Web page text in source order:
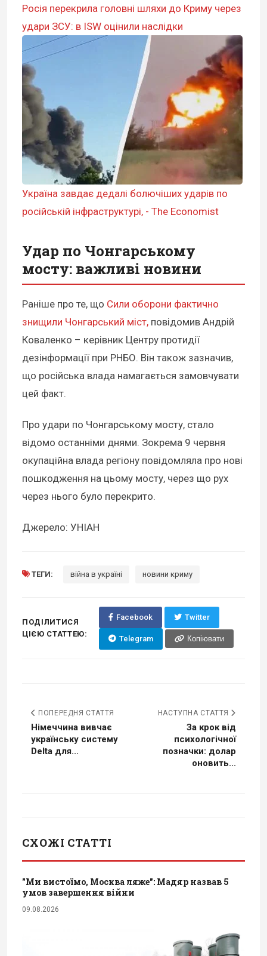
Росія перекрила головні шляхи до Криму через
удари ЗСУ: в ISW оцінили наслідки
Україна завдає дедалі болючіших ударів по
російській інфраструктурі, - The Economist
Удар по Чонгарському
мосту: важливі новини
Раніше про те, що Сили оборони фактично
знищили Чонгарський міст, повідомив Андрій
Коваленко – керівник Центру протидії
дезінформації при РНБО. Він також зазначив,
що російська влада намагається замовчувати
цей факт.
Про удари по Чонгарському мосту, стало
відомо останніми днями. Зокрема 9 червня
окупаційна влада регіону повідомляла про нові
пошкодження на цьому мосту, через що рух
через нього було перекрито.
Джерело: УНІАН
ТЕГИ: війна в україні новини криму
ПОДІЛИТИСЯ
ЦІЄЮ СТАТТЕЮ:
Facebook Twitter
Telegram Копіювати
ПОПЕРЕДНЯ СТАТТЯ
Німеччина вивчає
українську систему
Delta для...
НАСТУПНА СТАТТЯ
За крок від
психологічної
позначки: долар
оновить...
СХОЖІ СТАТТІ
"Ми вистоїмо, Москва ляже": Мадяр назвав 5
умов завершення війни
09.08.2026